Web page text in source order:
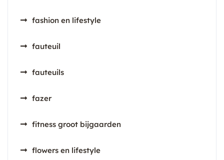
fashion en lifestyle
fauteuil
fauteuils
fazer
fitness groot bijgaarden
flowers en lifestyle